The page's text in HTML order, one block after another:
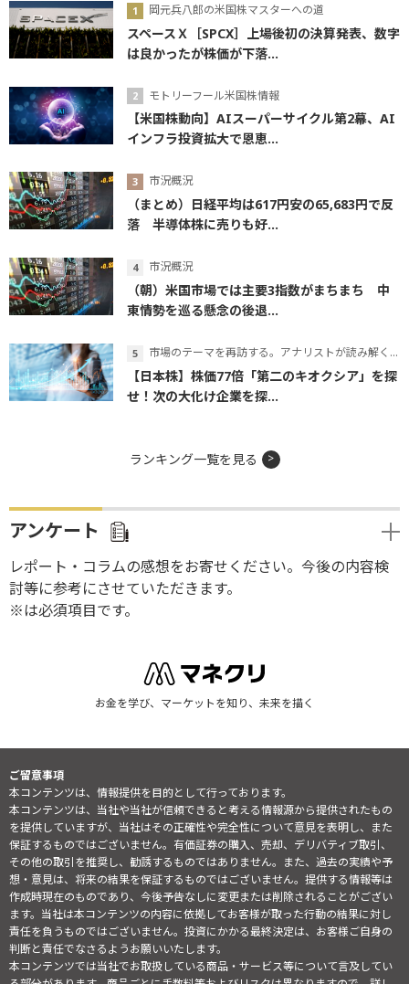
岡元兵八郎の米国株マスターへの道
スペースＸ［SPCX］上場後初の決算発表、数字
は良かったが株価が下落...
モトリーフール米国株情報
【米国株動向】AIスーパーサイクル第2幕、AI
インフラ投資拡大で恩恵...
市況概況
（まとめ）日経平均は617円安の65,683円で反
落 半導体株に売りも好...
市況概況
（朝）米国市場では主要3指数がまちまち 中
東情勢を巡る懸念の後退...
市場のテーマを再訪する。アナリストが読み解くテーマの本質
【日本株】株価77倍「第二のキオクシア」を探
せ！次の大化け企業を探...
ランキング一覧を見る
アンケート
レポート・コラムの感想をお寄せください。今後の内容検
討等に参考にさせていただきます。
※は必須項目です。
お金を学び、マーケットを知り、未来を描く
ご留意事項
本コンテンツは、情報提供を目的として行っております。
本コンテンツは、当社や当社が信頼できると考える情報源から提供されたもの
を提供していますが、当社はその正確性や完全性について意見を表明し、また
保証するものではございません。有価証券の購入、売却、デリバティブ取引、
その他の取引を推奨し、勧誘するものではありません。また、過去の実績や予
想・意見は、将来の結果を保証するものではございません。提供する情報等は
作成時現在のものであり、今後予告なしに変更または削除されることがござい
ます。当社は本コンテンツの内容に依拠してお客様が取った行動の結果に対し
責任を負うものではございません。投資にかかる最終決定は、お客様ご自身の
判断と責任でなさるようお願いいたします。
本コンテンツでは当社でお取扱している商品・サービス等について言及してい